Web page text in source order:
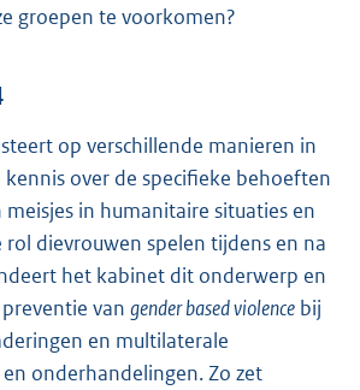
groepen te voorkomen?
op verschillende manieren in
over de specifieke behoeften
in humanitaire situaties en
rol dievrouwen spelen tijdens en na
het kabinet dit onderwerp en
van gender based violence bij
en multilaterale
onderhandelingen. Zo zet